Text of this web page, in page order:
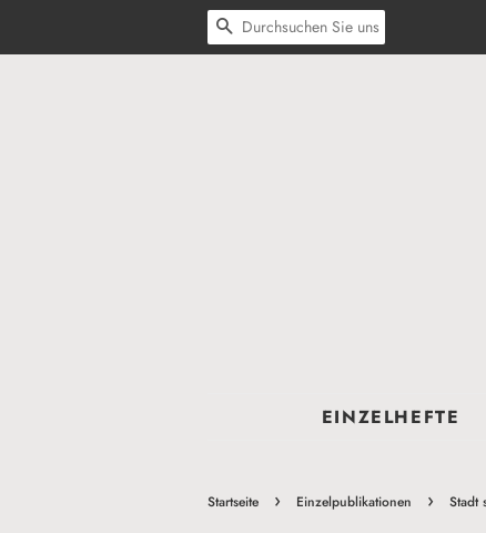
SUCHEN
EINZELHEFTE
Startseite › Einzelpublikationen › Stadt